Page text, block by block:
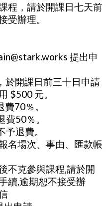
程，請於開課日七天前
受辦理。
提出申
於開課日前三十日申請
$500 元。
70％。
50％。
予退費。
名場次、事由、匯款帳
不克參與課程,請於開
續,逾期恕不接受辦